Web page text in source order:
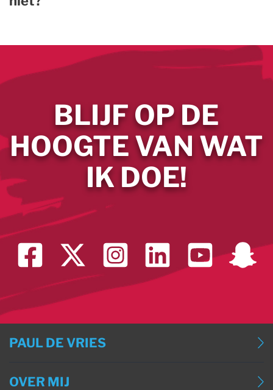
BLIJF OP DE
HOOGTE VAN WAT
IK DOE!
PAUL DE VRIES
OVER MIJ